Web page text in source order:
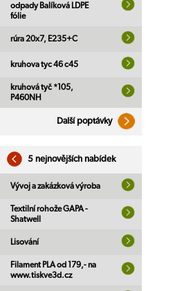
odpady Balíková LDPE
fólie
rúra 20x7, E235+C
kruhova tyc 46 c45
kruhová tyč *105,
P460NH
Další poptávky
5 nejnovějších nabídek
Vývoj a zakázková výroba
Textilní rohože GAPA -
Shatwell
Lisování
Filament PLA od 179,- na
www.tiskve3d.cz